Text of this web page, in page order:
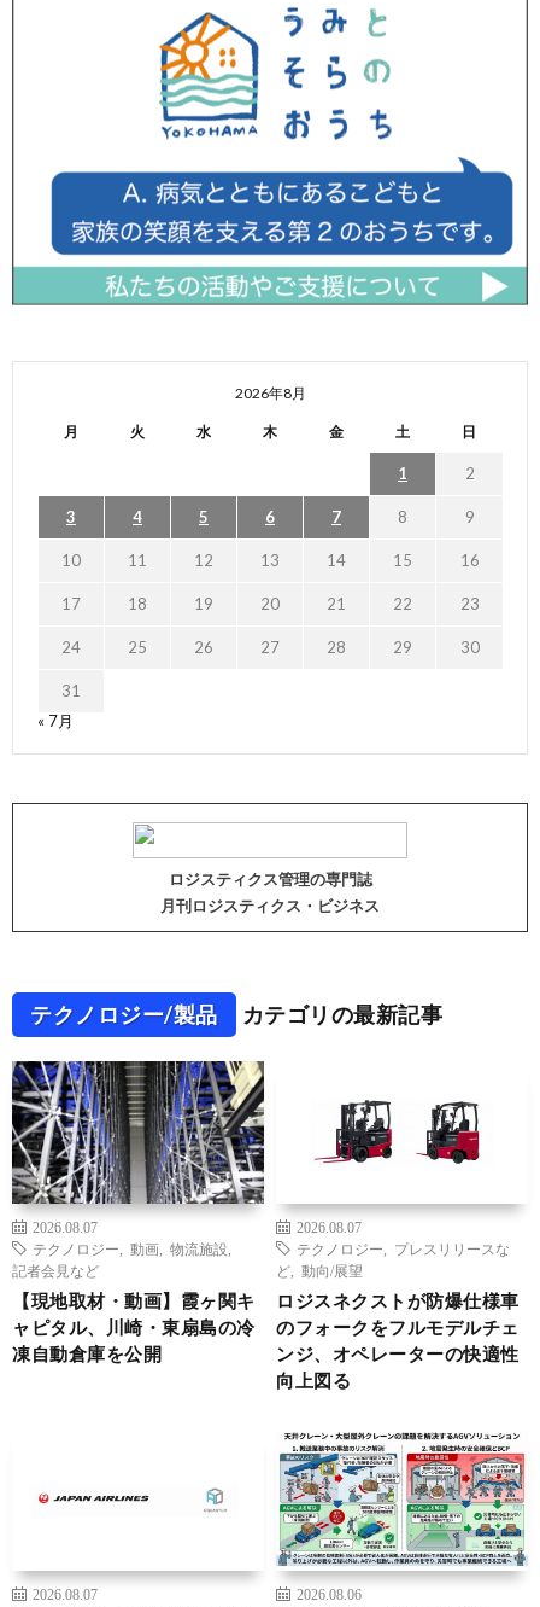
2026年8月
月 火 水 木 金 土 日
1 2
3 4 5 6 7 8 9
10 11 12 13 14 15 16
17 18 19 20 21 22 23
24 25 26 27 28 29 30
31
« 7月
ロジスティクス管理の専門誌
月刊ロジスティクス・ビジネス
テクノロジー/製品 カテゴリの最新記事
2026.08.07
テクノロジー
動画 物流施設
記者会見など
【現地取材・動画】霞ヶ関キ
ャピタル、川崎・東扇島の冷
凍自動倉庫を公開
2026.08.07
テクノロジー
プレスリリースな
ど
動向/展望
ロジスネクストが防爆仕様車
のフォークをフルモデルチェ
ンジ、オペレーターの快適性
向上図る
2026.08.07
2026.08.06